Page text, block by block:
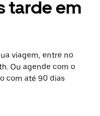
tarde em
viagem, entre no
Ou agende com o
com até 90 dias